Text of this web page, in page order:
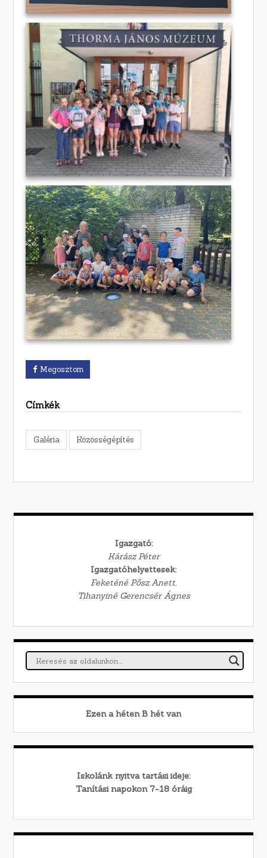
Megosztom
Címkék
Galéria Közösségépítés
Igazgató:
Kárász Péter
Igazgatóhelyettesek:
Feketéné Pősz Anett,
Tihanyiné Gerencsér Ágnes
Ezen a héten B hét van
Iskolánk nyitva tartási ideje:
Tanítási napokon 7-18 óráig